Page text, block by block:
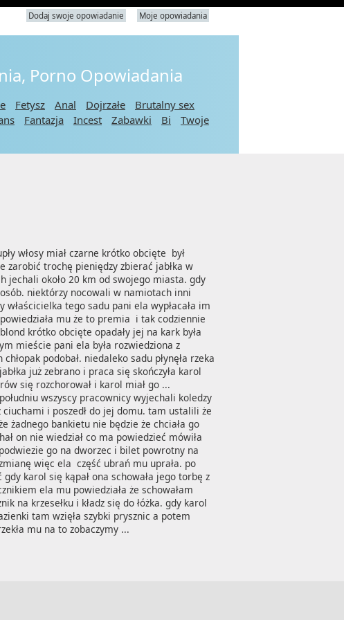
Dodaj swoje opowiadanie Moje opowiadania
Porno Opowiadania
Fetysz Anal Dojrzałe
Brutalny sex
Fantazja Incest Zabawki Bi
Twoje
włosy miał czarne krótko obcięte  był
zarobić trochę pieniędzy zbierać jabłka w
jechali około 20 km od swojego miasta. gdy
niektórzy nocowali w namiotach inni
tego sadu pani ela wypłacała im
mu że to premia  i tak codziennie
krótko obcięte opadały jej na kark była
mieście pani ela była rozwiedziona z
podobał. niedaleko sadu płynęła rzeka
już zebrano i praca się skończyła karol
się rozchorował i karol miał go ...
wszyscy pracownicy wyjechali koledzy
i poszedł do jej domu. tam ustalili że
żadnego bankietu nie będzie że chciała go
on nie wiedział co ma powiedzieć mówiła
go na dworzec i bilet powrotny na
więc ela  część ubrań mu uprała. po
karol się kąpał ona schowała jego torbę z
ela mu powiedziała że schowałam
na krzesełku i kładz się do łóżka. gdy karol
tam wzięła szybki prysznic a potem
mu na to zobaczymy ...